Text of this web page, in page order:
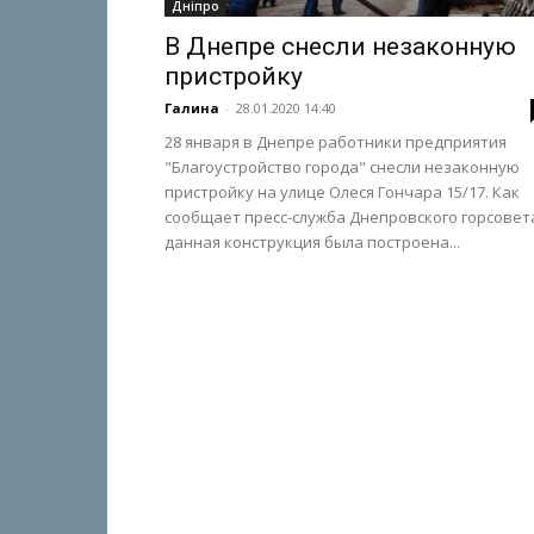
Дніпро
В Днепре снесли незаконную
пристройку
Галина - 28.01.2020 14:40
28 января в Днепре работники предприятия
"Благоустройство города" снесли незаконную
пристройку на улице Олеся Гончара 15/17. Как
сообщает пресс-служба Днепровского
данная конструкция была построена...